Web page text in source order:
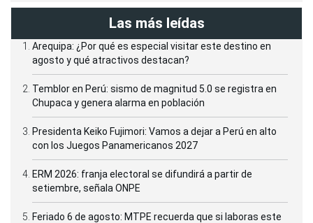
Las más leídas
Arequipa: ¿Por qué es especial visitar este destino en
agosto y qué atractivos destacan?
Temblor en Perú: sismo de magnitud 5.0 se registra en
Chupaca y genera alarma en población
Presidenta Keiko Fujimori: Vamos a dejar a Perú en alto
con los Juegos Panamericanos 2027
ERM 2026: franja electoral se difundirá a partir de
setiembre, señala ONPE
Feriado 6 de agosto: MTPE recuerda que si laboras este